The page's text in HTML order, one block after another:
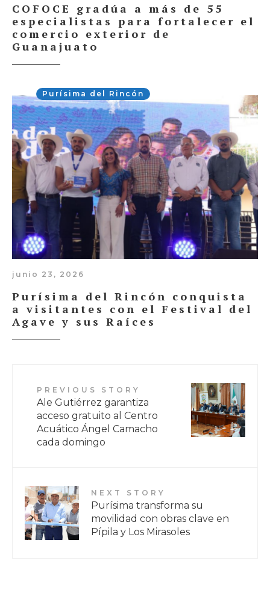
COFOCE gradúa a más de 55
especialistas para fortalecer el
comercio exterior de
Guanajuato
Purísima del Rincón
junio 23, 2026
Purísima del Rincón conquista
a visitantes con el Festival del
Agave y sus Raíces
PREVIOUS STORY
Ale Gutiérrez garantiza
acceso gratuito al Centro
Acuático Ángel Camacho
cada domingo
NEXT STORY
Purísima transforma su
movilidad con obras clave en
Pípila y Los Mirasoles